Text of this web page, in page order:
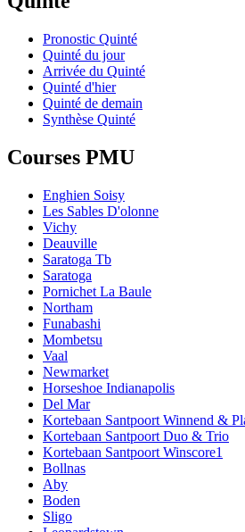
Pronostic Quinté
Quinté du jour
Arrivée du Quinté
Quinté d'hier
Quinté de demain
Synthèse Quinté
Courses PMU
Enghien Soisy
Les Sables D'olonne
Vichy
Deauville
Saratoga Tb
Saratoga
Pornichet La Baule
Northam
Funabashi
Mombetsu
Vaal
Newmarket
Horseshoe Indianapolis
Del Mar
Kortebaan Santpoort Winnend &
Kortebaan Santpoort Duo & Trio
Kortebaan Santpoort Winscore1
Bollnas
Aby
Boden
Sligo